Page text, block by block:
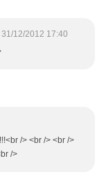
31/12/2012 17:40
/> <br /> <br />
/>